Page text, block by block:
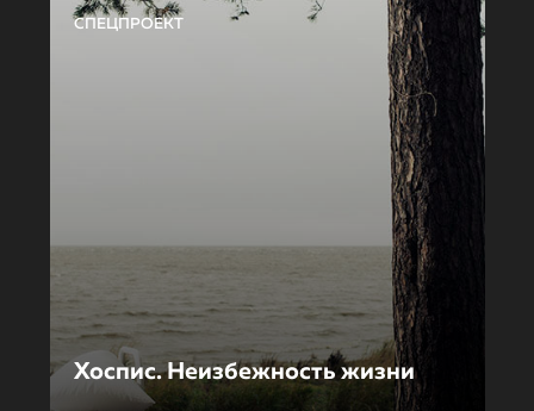
СПЕЦПРОЕКТ
Хоспис. Неизбежность жизни